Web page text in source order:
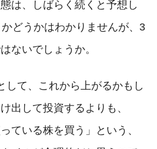
は、しばらく続くと予想し
どうかはわかりませんが、3
ないでしょうか。
して、これから上がるかもし
出して投資するよりも、
ている株を買う」という、